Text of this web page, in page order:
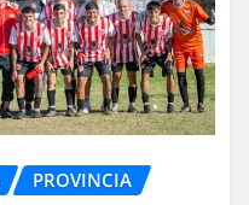
PROVINCIA